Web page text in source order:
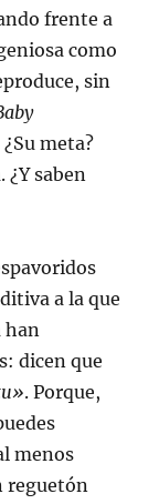
frente a
como
sin
meta?
¿Y saben
a la que
han
dicen que
. Porque,
menos
reguetón